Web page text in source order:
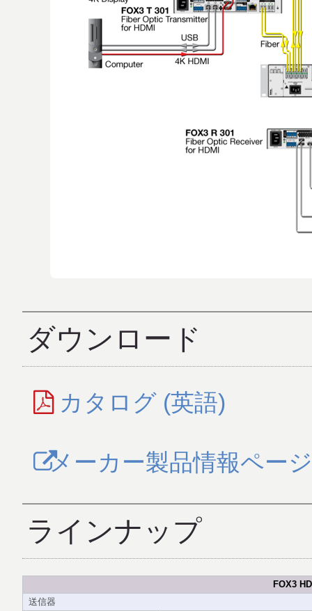
ダウンロード
カタログ (英語)
メーカー製品情報ページ
ラインナップ
FOX3
送信器